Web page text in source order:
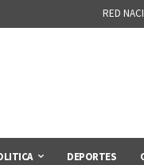
RED
DEPORTES